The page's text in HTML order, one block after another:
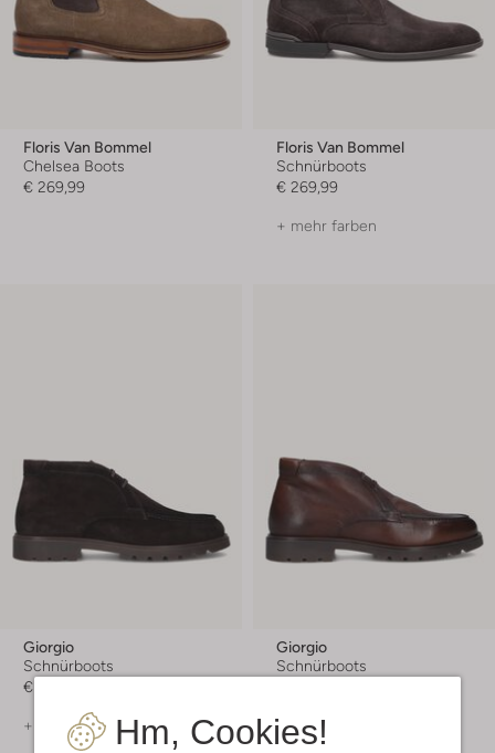
Hm, Cookies!
Floris Van Bommel
Chelsea Boots
€ 269,99
Floris Van Bommel
Schnürboots
€ 269,99
+ mehr farben
Giorgio
Schnürboots
€ 199,99
+ mehr farben
Giorgio
Schnürboots
+ mehr farben